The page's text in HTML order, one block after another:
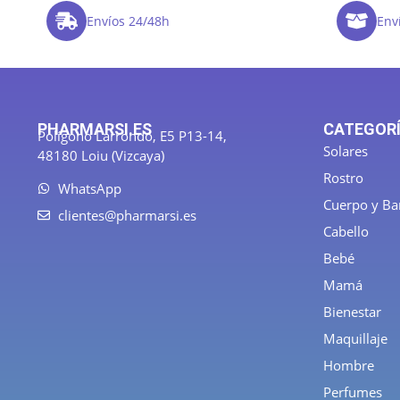
Envíos 24/48h
PHARMARSI.ES
Polígono Larrondo, E5 P13-14,
48180 Loiu (Vizcaya)
WhatsApp
clientes@pharmarsi.es
Solares
Rostro
Cuerpo y
Cabello
Bebé
Mamá
Bienestar
Maquillaje
Hombre
Perfumes